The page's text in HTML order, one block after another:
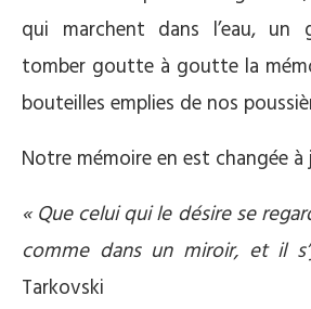
qui marchent dans l’eau, un
tomber goutte à goutte la
bouteilles emplies de nos
Notre mémoire en est changée à
« Que celui qui le désire se
comme dans un miroir, et il
Tarkovski